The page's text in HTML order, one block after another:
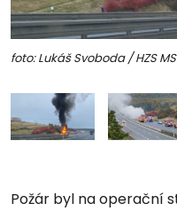
foto: Lukáš Svoboda / HZS
Požár byl na operační